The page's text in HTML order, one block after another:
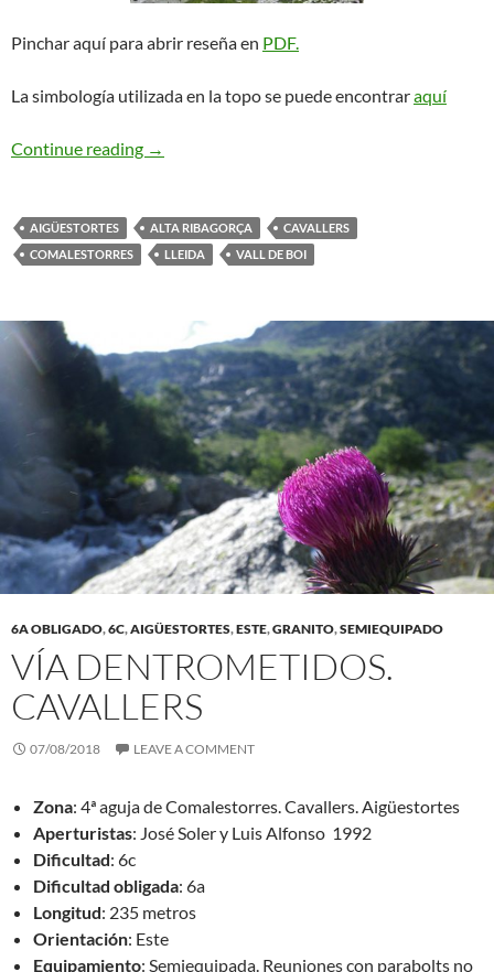
Pinchar aquí para abrir reseña en PDF.
La simbología utilizada en la topo se puede encontraraquí
Continue reading Blues. Cavallers
→
AIGÜESTORTES ALTA RIBAGORÇA
CAVALLERS
COMALESTORRES
LLEIDA VALL DE BOI
6A OBLIGADO,6C,AIGÜESTORTES,ESTE,GRANITO,SEMIEQUIPADO
VÍA DENTROMETIDOS.
CAVALLERS
07/08/2018 LEAVE A COMMENT
Zona: 4ª aguja de Comalestorres. Cavallers. Aigüestortes
Aperturistas: José Soler y Luis Alfonso 1992
Dificultad: 6c
Dificultad obligada: 6a
Longitud: 235 metros
Orientación: Este
Equipamiento: Semiequipada. Reuniones con parabolts no